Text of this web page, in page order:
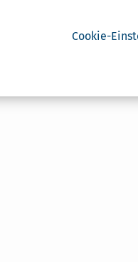
Cookie-